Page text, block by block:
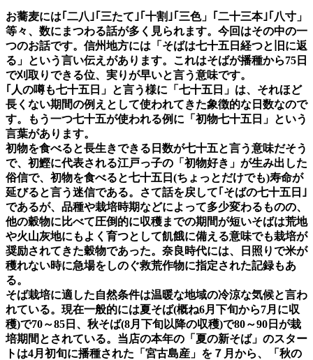
お蕎麦には｢二八｣｢三たて｣｢十割｣｢三色」｢二十三本｣｢八寸」
等々、数にまつわる話が多く見られます。今回はその中の一
つのお話です。信州地方には「そばは七十五日経つと旧に返
る」という言い伝えがあります。これはそばが播種から75日
で刈取りできる位、実りが早いと言う意味です。
｢人の噂も七十五日」と言う様に「七十五日」は、それほど
長くない期間の例えとして使われてきた象徴的な日数なので
す。もう一つ七十五が使われる例に「初物七十五日」という
言葉があります。
初物を食べると長生きできる日数が七十五と言う意味だそう
で、初鰹に代表される江戸っ子の「初物好き」が生み出した
俗信で、初物を食べると七十五日(ちょっとだけでも)寿命が
延びると言う迷信である。さて話を戻して｢そばの七十五日｣
であるが、品種や栽培時期などによって多少変わるものの、
他の穀物に比べて圧倒的に収穫までの期間が短いそばは荒地
や火山灰地にもよく育つとして飢餓に備える意味でも栽培が
奨励されてきた穀物であった。奈良時代には、日照りで米が
穫れない時に急場をしのぐ救荒作物に指定された記録もあ
る。
そば栽培に適した自然条件は温暖な地域の冷涼な気候と言わ
れている。現在一般的には夏そば(概ね6月下旬から7月に収
穫)で70～85日、秋そば(8月下旬以降の収穫)で80～90日が栽
培期間とされている。当店の本年の「夏の新そば」のスター
トは4月初旬に播種された「宮古島産」を７月から、「秋の